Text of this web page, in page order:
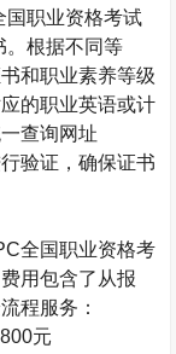
国职业资格考试
。根据不同等
和职业素养等级
的职业英语或计
查询网址
验证，确保证书
全国职业资格考
用包含了从报
程服务：
元